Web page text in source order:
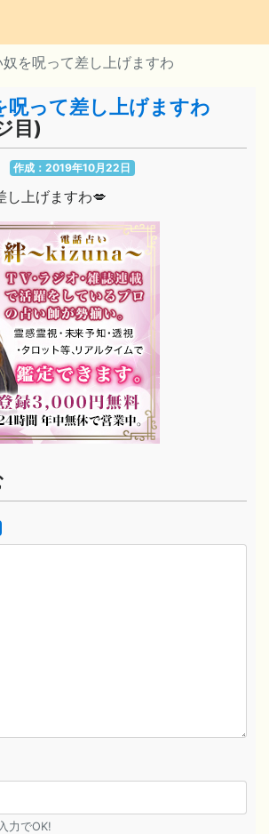
奴を呪って差し上げますわ
呪って差し上げますわ
目)
作成：2019年10月22日
し上げますわ💋
力でOK!